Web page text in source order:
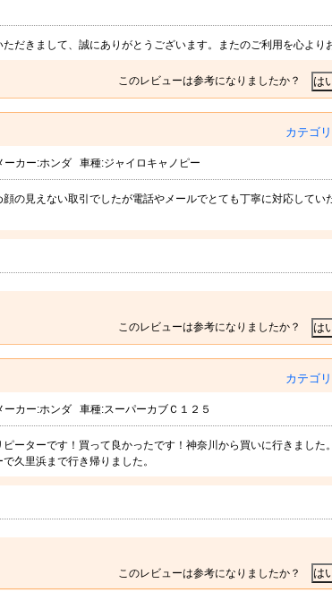
だきまして、誠にありがとうございます。またのご利用を心より
このレビューは参考になりましたか？
カテゴリ
ーカー:ホンダ 車種:ジャイロキャノピー
の見えない取引でしたが電話やメールでとても丁寧に対応してい
このレビューは参考になりましたか？
カテゴリ
ーカー:ホンダ 車種:スーパーカブＣ１２５
ーターです！買って良かったです！神奈川から買いに行きました
久里浜まで行き帰りました。
このレビューは参考になりましたか？